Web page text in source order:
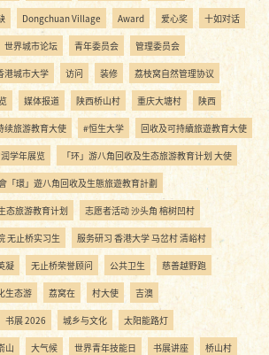
Dongchuan Village Award 爱心奖 十如对话
世界城市论坛 青年委员会 管理委员会
港城市大学 访问 装修 荔枝窝自然管理协议
媒体报道 陕西桥山村 重庆大塘村 陕西
续旅游教育大使 #恒生大学 回收及可持續旅遊教育大使
学年展览 「环」游八角回收及生态旅游教育计划 大使
「環」遊八角回收及生態旅遊教育計劃
态旅游教育计划 志愿者活动 沙头角 榕树凹村
无止桥实习生 服务研习 香港大学 马岔村 清峪村
凝 无止桥荣誉顾问 公共卫生 慈善越野跑
生态游 荔窝在 村大使 吉澳
书展 2026 城乡与文化 太阳能路灯
山 大气候 世界青年技能日 书展讲座 桥山村